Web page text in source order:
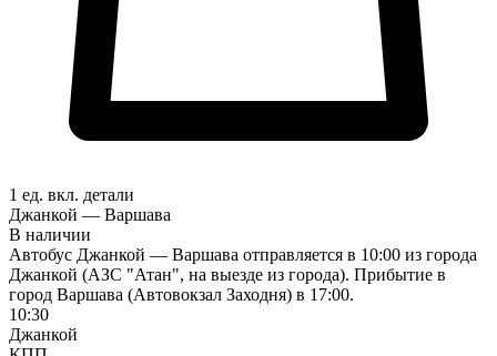
1 ед. вкл. детали
Джанкой — Варшава
В наличии
Автобус Джанкой — Варшава отправляется в 10:00 из города
Джанкой (АЗС "Атан", на выезде из города). Прибытие в
город Варшава (Автовокзал Заходня) в 17:00.
10:30
Джанкой